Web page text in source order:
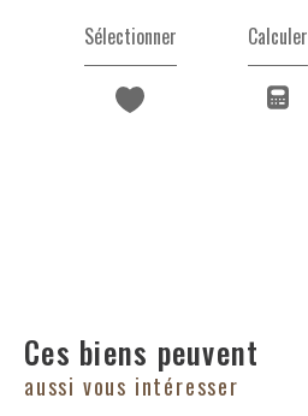
Sélectionner Calculer
Ces biens peuvent
aussi vous intéresser